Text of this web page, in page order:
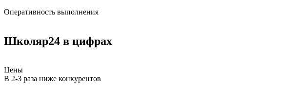
Оперативность выполнения
Школяр24 в цифрах
Цены
В 2-3 раза ниже конкурентов